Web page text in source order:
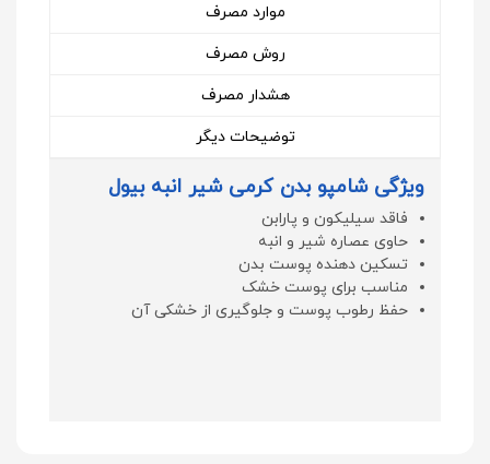
موارد مصرف
روش مصرف
هشدار مصرف
توضیحات دیگر
ویژگی شامپو بدن کرمی شیر انبه بیول
فاقد سیلیکون و پارابن
حاوی عصاره شیر و انبه
تسکین دهنده پوست بدن
مناسب برای پوست‌ خشک
حفظ رطوب پوست و جلوگیری از خشکی آن